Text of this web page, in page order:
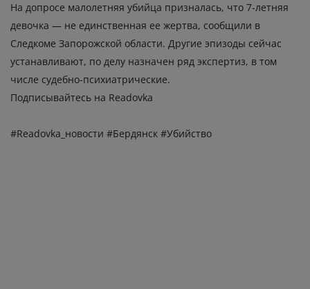
На допросе малолетняя убийца призналась, что 7-летняя
девочка — не единственная ее жертва, сообщили в
Следкоме Запорожской области. Другие эпизоды сейчас
устанавливают, по делу назначен ряд экспертиз, в том
числе судебно-психиатрические.
Подписывайтесь на Readovka
#Readovka_новости #Бердянск #Убийство